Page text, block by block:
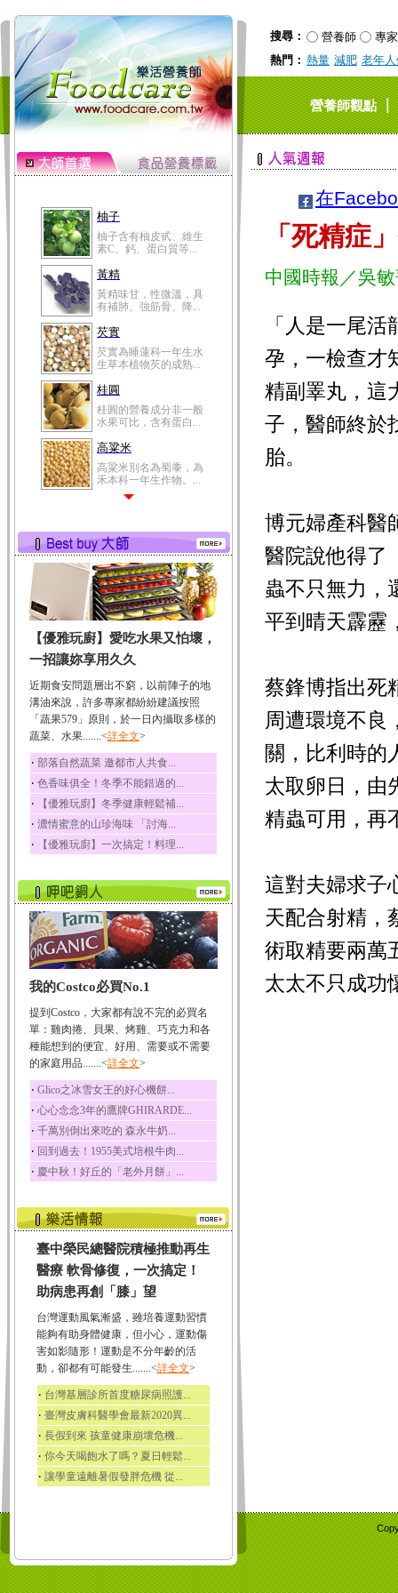
搜尋： 營養師
專家
熱門： 熱量 減肥 老年
營養師觀點｜
柚子
柚子含有柚皮甙、維生
素C、鈣、蛋白質等...
黃精
黃精味甘，性微溫，具
有補肺、強筋骨、降...
芡實
芡實為睡蓮科一年生水
生草本植物芡的成熟...
桂圓
桂圓的營養成分非一般
水果可比，含有蛋白...
高粱米
高粱米別名為蜀黍，為
禾本科一年生作物。...
有蛋白質、脂肪、磷...
鮪魚
鮪魚肚肉中的不飽和脂
肪酸內富含EPA和DH...
韭菜
韭菜所含的膳食纖維能
幫助消化與通便；揮...
冬瓜
冬瓜營養價值高，鈉含
量極低是水腫病人的...
豆豉
豆豉裡頭含有營養的蛋
白質、脂肪、鈣、磷...
榛果
榛果裡所含的營養素有
蛋白質、脂肪、醣類...
迷迭香
酸、迷迭香酸、植物...
咖啡
咖啡中的咖啡因會刺激
中樞神經系統，特別...
椰子
椰子含有糖類、脂肪、
荔枝
荔枝性質溫和所含的營
養素有醣類、檸檬酸...
五味子
五味子性質溫熱所含營
養成分有揮發油、檸...
草魚
草魚含有維生素A、維生
素C、及豐富的蛋白...
【優雅玩廚】愛吃水果又怕壞，
一招讓妳享用久久
近期食安問題層出不窮，以前陣子的地
溝油來說，許多專家都紛紛建議按照
「蔬果579」原則，於一日內攝取多樣的
蔬菜、水果.......<詳全文>
‧ 部落自然蔬菜 邀都市人共食...
‧ 色香味俱全！冬季不能錯過的...
‧ 【優雅玩廚】冬季健康輕鬆補...
‧ 濃情蜜意的山珍海味 「討海...
‧ 【優雅玩廚】一次搞定！料理...
我的Costco必買No.1
提到Costco，大家都有說不完的必買名
單：雞肉捲、貝果、烤雞、巧克力和各
種能想到的便宜、好用、需要或不需要
的家庭用品.......<詳全文>
‧ Glico之冰雪女王的好心機餅...
‧ 心心念念3年的鷹牌GHIRARDE...
‧ 千萬別倒出來吃的 森永牛奶...
‧ 回到過去！1955美式培根牛肉...
‧ 慶中秋！好丘的「老外月餅」...
臺中榮民總醫院積極推動再生
醫療 軟骨修復，一次搞定！
助病患再創「膝」望
台灣運動風氣漸盛，雖培養運動習慣
能夠有助身體健康，但小心，運動傷
害如影隨形！運動是不分年齡的活
動，卻都有可能發生.......<詳全文>
‧ 台灣基層診所首度糖尿病照護...
‧ 臺灣皮膚科醫學會最新2020異...
‧ 長假到來 孩童健康崩壞危機...
‧ 你今天喝飽水了嗎？夏日輕鬆...
‧ 讓學童遠離暑假發胖危機 從...
在
「死精症
中國時報／吳
「人是一尾
孕，一檢查才
精副睪丸，這
子，醫師終於
胎。
博元婦產科醫
醫院說他得了
蟲不只無力，
平到晴天霹靂
蔡鋒博指出死
周遭環境不良
關，比利時的
太取卵日，由
精蟲可用，再
這對夫婦求子
天配合射精，
術取精要兩萬
太太不只成功